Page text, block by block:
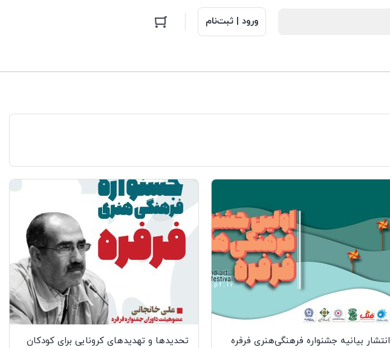
ورود | ثبت‌نام
انتشار بیانیه جشنواره فرهنگی‌هنری فرفره تحدیدها و تهدیدهای کرونایی برای کودکان